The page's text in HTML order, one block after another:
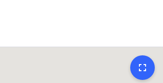
fullscreen